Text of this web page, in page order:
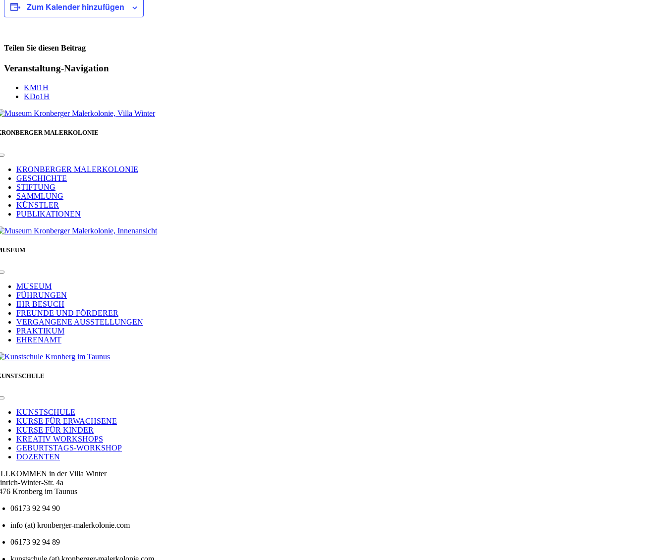
Zum Kalender hinzufügen
Teilen Sie diesen Beitrag
Facebook
Veranstaltung-Navigation
KMi1H
KDo1H
MALERKOLONIE
Toggle
NavigationKRONBERGER MALERKOLONIE
GESCHICHTE
STIFTUNG
SAMMLUNG
KÜNSTLER
PUBLIKATIONEN
Toggle
NavigationMUSEUM
FÜHRUNGEN
IHR BESUCH
FREUNDE UND FÖRDERER
VERGANGENE AUSSTELLUNGEN
PRAKTIKUM
EHRENAMT
Toggle
NavigationKUNSTSCHULE
KURSE FÜR ERWACHSENE
KURSE FÜR KINDER
KREATIV WORKSHOPS
GEBURTSTAGS-WORKSHOP
DOZENTEN
in der Villa Winter
Winter-Str. 4a
Kronberg im Taunus
06173 92 94 90
info (at) kronberger-malerkolonie.com
06173 92 94 89